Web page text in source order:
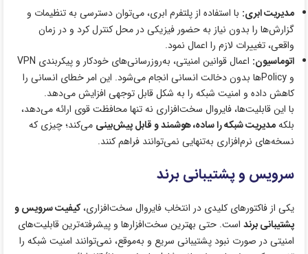
مدیریت ابری: با استفاده از پلتفرم ابری، می‌توان دسترسی به تنظیمات و
گزارش‌ها را بدون نیاز به حضور فیزیکی در محل کنترل کرد و در زمان
واقعی، تغییرات لازم را اعمال نمود.
اتوماسیون:
اعمال قوانین امنیتی، به‌روزرسانی‌های خودکار و پیکربندی VPN
و Policyها بدون دخالت انسانی انجام می‌شود. این امر خطای انسانی را
کاهش داده و امنیت شبکه را به شکل قابل توجهی افزایش می‌دهد.
با این قابلیت‌ها، فایروال سخت‌افزاری نه تنها محافظت قوی ارائه می‌دهد،
بلکهمدیریت شبکه را ساده، هوشمند و قابل پیش‌بینی می‌کند؛ چیزی که
نسخه‌های نرم‌افزاری به‌تنهایی نمی‌توانند فراهم کنند.
سرویس و پشتیبانی برند
یکی از فاکتورهای کلیدی در انتخاب فایروال سخت‌افزاری،کیفیت سرویس و
پشتیبانی برند است. حتی بهترین سخت‌افزارها و پیشرفته‌ترین قابلیت‌های
امنیتی در صورت نبود پشتیبانی سریع و به‌موقع، نمی‌توانند امنیت شبکه را